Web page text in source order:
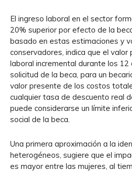
El ingreso laboral en el sector
20% superior por efecto de la
basado en estas estimaciones y
conservadores, indica que el
laboral incremental durante los
solicitud de la beca, para un
valor presente de los costos
cualquier tasa de descuento real
puede considerarse un límite
social de la beca.
Una primera aproximación a la
heterogéneos, sugiere que el
es mayor entre las mujeres, al